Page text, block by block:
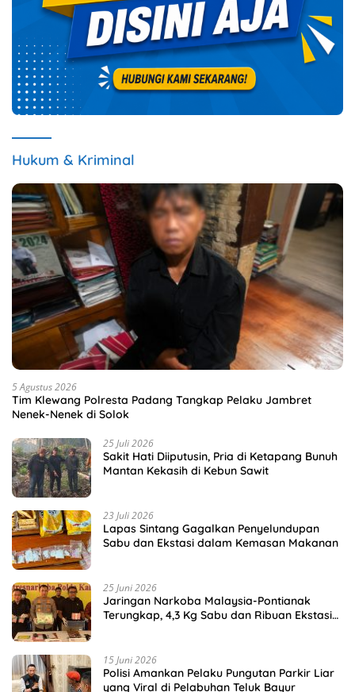
Hukum & Kriminal
5 Agustus 2026
Tim Klewang Polresta Padang Tangkap Pelaku Jambret
Nenek-Nenek di Solok
25 Juli 2026
Sakit Hati Diiputusin, Pria di Ketapang Bunuh
Mantan Kekasih di Kebun Sawit
23 Juli 2026
Lapas Sintang Gagalkan Penyelundupan
Sabu dan Ekstasi dalam Kemasan Makanan
25 Juni 2026
Jaringan Narkoba Malaysia-Pontianak
Terungkap, 4,3 Kg Sabu dan Ribuan Ekstasi
15 Juni 2026
Polisi Amankan Pelaku Pungutan Parkir Liar
yang Viral di Pelabuhan Teluk Bayur